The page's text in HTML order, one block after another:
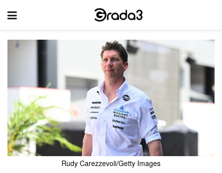
Rudy Carezzevoli/Getty Images